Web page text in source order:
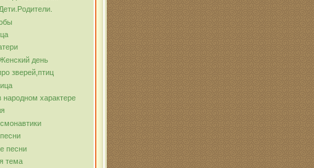
день
зверей,птиц
народном характере
песни
тема